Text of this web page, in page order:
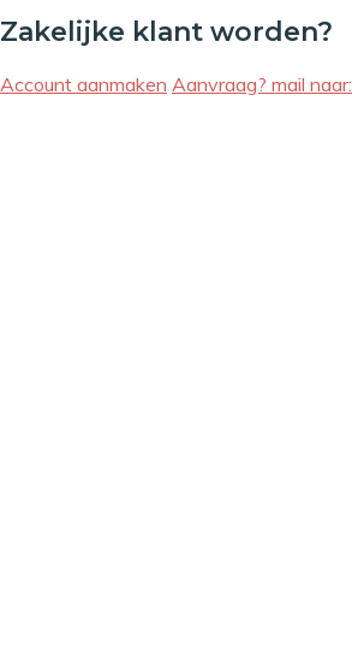
Zakelijke klant worden?
Account aanmaken Aanvraag? mail naar: